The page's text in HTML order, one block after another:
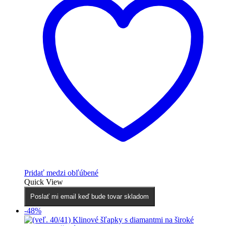
Pridať medzi obľúbené
Quick View
Poslať mi email keď bude tovar skladom
-48%